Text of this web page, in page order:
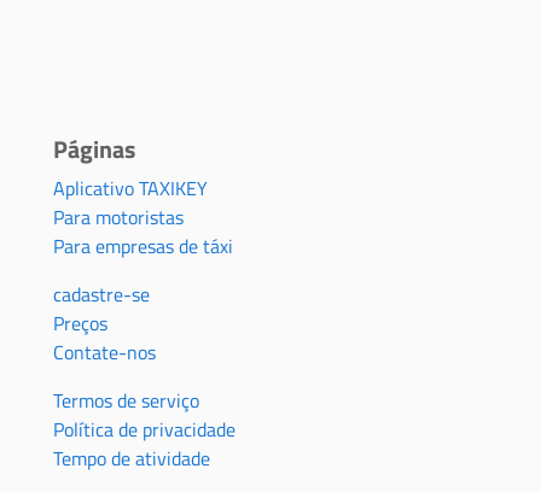
Páginas
Aplicativo TAXIKEY
Para motoristas
Para empresas de táxi
cadastre-se
Preços
Contate-nos
Termos de serviço
Política de privacidade
Tempo de atividade